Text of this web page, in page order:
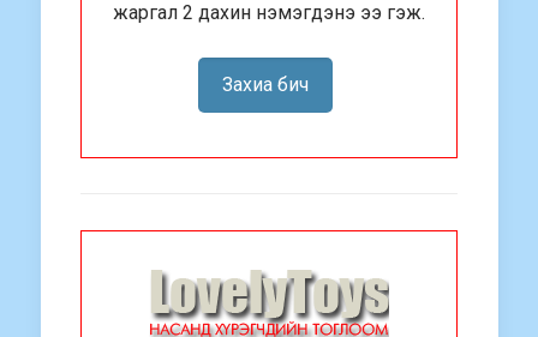
жаргал 2 дахин нэмэгдэнэ ээ гэж.
Захиа бич